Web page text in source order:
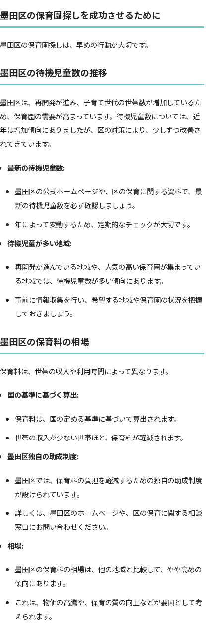
墨田区の保育園探しを成功させるために
墨田区の保育園探しは、早めの行動が大切です。
墨田区の待機児童数の推移
墨田区は、再開発が進み、子育て世代の世帯数が増加しているた
め、保育園の需要が高まっています。待機児童数については、近
年は増加傾向にありましたが、区の対策により、少しずつ改善さ
れてきています。
最新の待機児童数:
墨田区の公式ホームページや、区の保育に関する資料で、最
新の待機児童数を必ず確認しましょう。
年によって変動するため、定期的なチェックが大切です。
待機児童が多い地域:
再開発が進んでいる地域や、人気の高い保育園が集まってい
る地域では、待機児童数が多い傾向にあります。
事前に情報収集を行い、希望する地域や保育園の状況を把握
しておきましょう。
墨田区の保育料の相場
保育料は、世帯の収入や利用時間によって異なります。
国の基準に基づく算出:
保育料は、国の定める基準に基づいて算出されます。
世帯の収入が少ない世帯ほど、保育料が軽減されます。
墨田区独自の助成制度:
墨田区では、保育料の負担を軽減するための独自の助成制度
が設けられています。
詳しくは、墨田区のホームページや、区の保育に関する相談
窓口にお問い合わせください。
相場:
墨田区の保育料の相場は、他の地域と比較して、やや高めの
傾向にあります。
これは、物価の高騰や、保育の質の向上などが要因として考
えられます。